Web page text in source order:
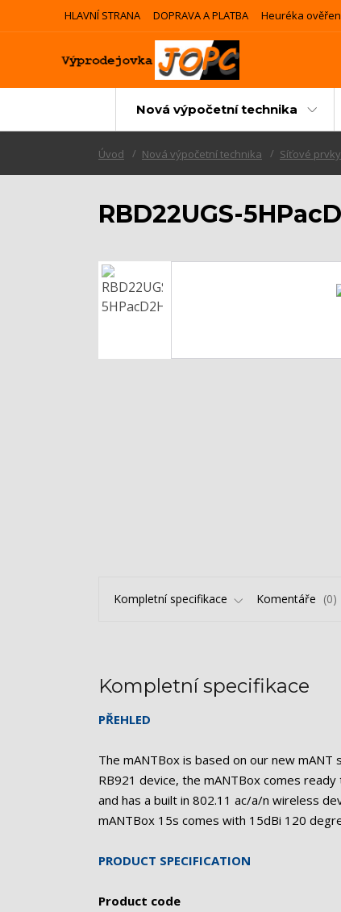
HLAVNÍ STRANA DOPRAVA A PLATBA Heuréka
Nová výpočetní technika
Úvod Nová výpočetní technika Síťové prvky
RBD22UGS-
Kompletní specifikace Komentáře 0
Kompletní specifikace
PŘEHLED
The mANTBox is based on our new
RB921 device, the mANTBox comes
and has a built in 802.11 ac/a/n wireless
mANTBox 15s comes with 15dBi 120
PRODUCT SPECIFICATION
Product code